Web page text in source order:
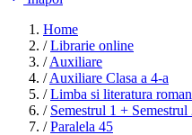
Home
/ Librarie online
/ Auxiliare
/ Auxiliare Clasa a 4-a
/ Limba si literatura
/ Semestrul 1 + Semestrul
/ Paralela 45